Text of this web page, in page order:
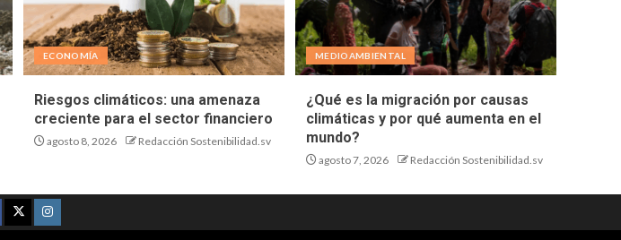
ECONOMÍA
Riesgos climáticos: una amenaza
creciente para el sector financiero
agosto 8, 2026 Redacción Sostenibilidad.sv
MEDIOAMBIENTAL
¿Qué es la migración por causas
climáticas y por qué aumenta en el
mundo?
agosto 7, 2026 Redacción Sostenibilidad.sv